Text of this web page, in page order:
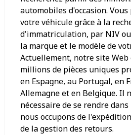
automobiles d'occasion.
votre véhicule grâce à la
d'immatriculation, par NIV
la marque et le modèle de
Actuellement, notre site Web
millions de pièces uniques
en Espagne, au Portugal, en
Allemagne et en Belgique. Il
nécessaire de se rendre dans
nous occupons de
de la gestion des retours.